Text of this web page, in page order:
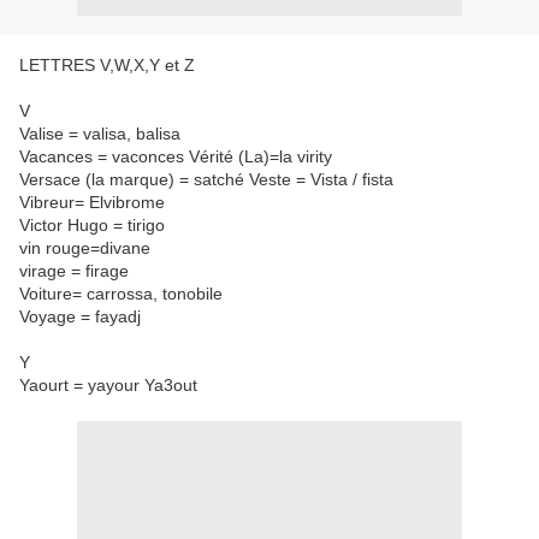
LETTRES V,W,X,Y et Z
V
Valise = valisa, balisa
Vacances = vaconces Vérité (La)=la virity
Versace (la marque) = satché Veste = Vista / fista
Vibreur= Elvibrome
Victor Hugo = tirigo
vin rouge=divane
virage = firage
Voiture= carrossa, tonobile
Voyage = fayadj
Y
Yaourt = yayour Ya3out